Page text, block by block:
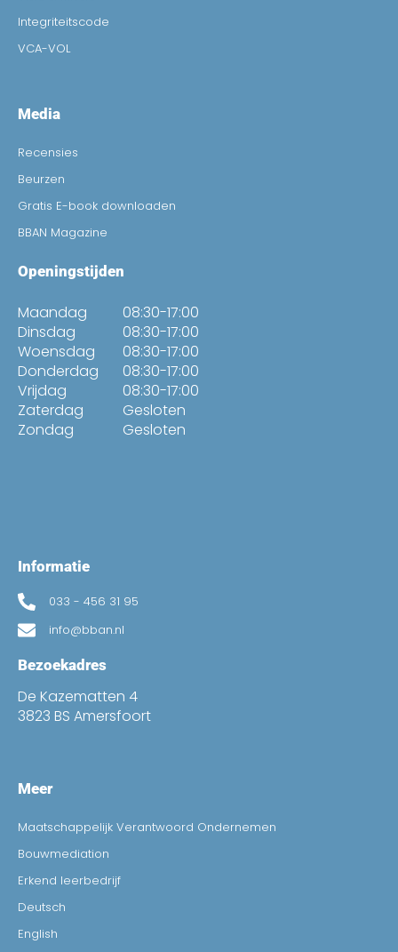
Integriteitscode
VCA-VOL
Media
Recensies
Beurzen
Gratis E-book downloaden
BBAN Magazine
Openingstijden
Maandag
Dinsdag
Woensdag
Donderdag
Vrijdag
Zaterdag
Zondag
08:30-17:00
08:30-17:00
08:30-17:00
08:30-17:00
08:30-17:00
Gesloten
Gesloten
Informatie
033 - 456 31 95
info@bban.nl
Bezoekadres
De Kazematten 4
3823 BS Amersfoort
Meer
Maatschappelijk Verantwoord Ondernemen
Bouwmediation
Erkend leerbedrijf
Deutsch
English